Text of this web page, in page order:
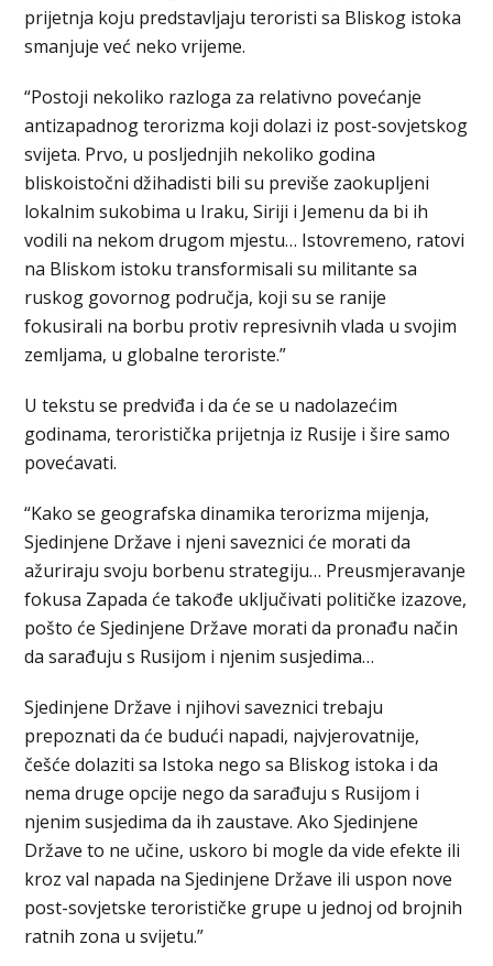
prijetnja koju predstavljaju teroristi sa Bliskog istoka
smanjuje već neko vrijeme.
“Postoji nekoliko razloga za relativno povećanje
antizapadnog terorizma koji dolazi iz post-sovjetskog
svijeta. Prvo, u posljednjih nekoliko godina
bliskoistočni džihadisti bili su previše zaokupljeni
lokalnim sukobima u Iraku, Siriji i Jemenu da bi ih
vodili na nekom drugom mjestu… Istovremeno, ratovi
na Bliskom istoku transformisali su militante sa
ruskog govornog područja, koji su se ranije
fokusirali na borbu protiv represivnih vlada u svojim
zemljama, u globalne teroriste.”
U tekstu se predviđa i da će se u nadolazećim
godinama, teroristička prijetnja iz Rusije i šire samo
povećavati.
“Kako se geografska dinamika terorizma mijenja,
Sjedinjene Države i njeni saveznici će morati da
ažuriraju svoju borbenu strategiju… Preusmjeravanje
fokusa Zapada će takođe uključivati političke izazove,
pošto će Sjedinjene Države morati da pronađu način
da sarađuju s Rusijom i njenim susjedima…
Sjedinjene Države i njihovi saveznici trebaju
prepoznati da će budući napadi, najvjerovatnije,
češće dolaziti sa Istoka nego sa Bliskog istoka i da
nema druge opcije nego da sarađuju s Rusijom i
njenim susjedima da ih zaustave. Ako Sjedinjene
Države to ne učine, uskoro bi mogle da vide efekte ili
kroz val napada na Sjedinjene Države ili uspon nove
post-sovjetske terorističke grupe u jednoj od brojnih
ratnih zona u svijetu.”